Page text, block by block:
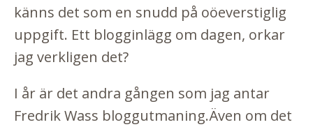
känns det som en snudd på oöeverstiglig
uppgift. Ett blogginlägg om dagen, orkar
jag verkligen det?
I år är det andra gången som jag antar
Fredrik Wass bloggutmaning.Även om det